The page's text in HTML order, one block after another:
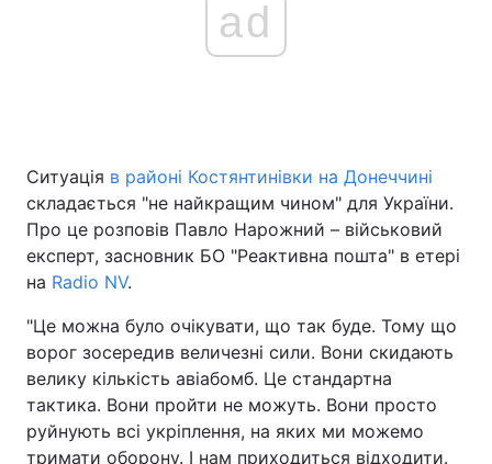
Головна Війна
Україна Політика
Економіка Світ
Техно і зв'язок Лайт
Зброя Інциденти
Здоров'я Туризм
ad
Ситуація в районі Костянтинівки на Донеччині
складається "не найкращим чином" для України.
Про це розповів Павло Нарожний – військовий
експерт, засновник БО "Реактивна пошта" в етері
на Radio NV.
"Це можна було очікувати, що так буде. Тому що
ворог зосередив величезні сили. Вони скидають
велику кількість авіабомб. Це стандартна
тактика. Вони пройти не можуть. Вони просто
руйнують всі укріплення, на яких ми можемо
тримати оборону. І нам приходиться відходити.